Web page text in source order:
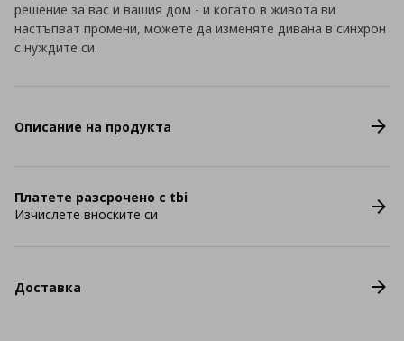
решение за вас и вашия дом - и когато в живота ви
настъпват промени, можете да изменяте дивана в синхрон
с нуждите си.
Описание на продукта
Платете разсрочено с tbi
Изчислете вноските си
Доставка